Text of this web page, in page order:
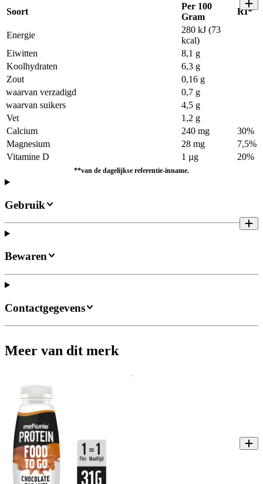
Soort
Per 100
Gram
RI*
Energie
280 kJ (73
kcal)
Eiwitten
8,1 g
Koolhydraten
6,3 g
Zout
0,16 g
waarvan verzadigd
0,7 g
waarvan suikers
4,5 g
Vet
1,2 g
Calcium
240 mg
30%
Magnesium
28 mg
7,5%
Vitamine D
1 µg 20%
**van de dagelijkse referentie-inname.
Gebruik
Bewaren
Contactgegevens
Meer van dit merk